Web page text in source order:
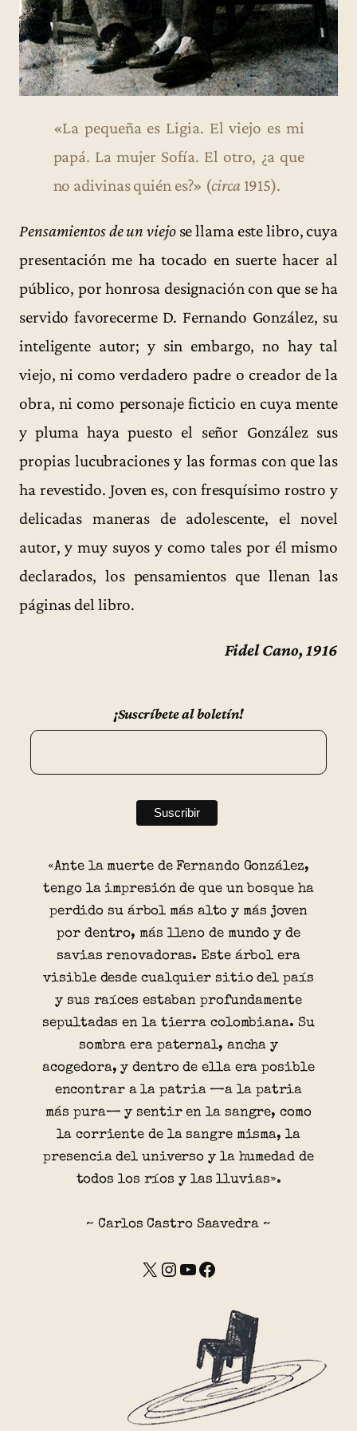
«La pequeña es Ligia. El viejo es mi
papá. La mujer Sofía. El otro, ¿a que
no adivinas quién es?» (circa 1915).
Pensamientos de un viejose llama este libro, cuya
presentación me ha tocado en suerte hacer al
público, por honrosa designación con que se ha
servido favorecerme D. Fernando González, su
inteligente autor; y sin embargo, no hay tal
viejo, ni como verdadero padre o creador de la
obra, ni como personaje ficticio en cuya mente
y pluma haya puesto el señor González sus
propias lucubraciones y las formas con que las
ha revestido. Joven es, con fresquísimo rostro y
delicadas maneras de adolescente, el novel
autor, y muy suyos y como tales por él mismo
declarados, los pensamientos que llenan las
páginas del libro.
Fidel Cano, 1916
¡Suscríbete al boletín!
«Ante la muerte de Fernando González,
tengo la impresión de que un bosque ha
perdido su árbol más alto y más joven
por dentro, más lleno de mundo y de
savias renovadoras. Este árbol era
visible desde cualquier sitio del país
y sus raíces estaban profundamente
sepultadas en la tierra colombiana. Su
sombra era paternal, ancha y
acogedora, y dentro de ella era posible
encontrar a la patria —a la patria
más pura— y sentir en la sangre, como
la corriente de la sangre misma, la
presencia del universo y la humedad de
todos los ríos y las lluvias».
~ Carlos Castro Saavedra ~
X Instagram YouTube Facebook